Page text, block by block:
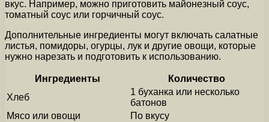
вкус. Например, можно приготовить майонезный соус,
томатный соус или горчичный соус.
Дополнительные ингредиенты могут включать салатные
листья, помидоры, огурцы, лук и другие овощи, которые
нужно нарезать и подготовить к использованию.
Ингредиенты
Количество
Хлеб
1 буханка или несколько
батонов
Мясо или овощи
По вкусу